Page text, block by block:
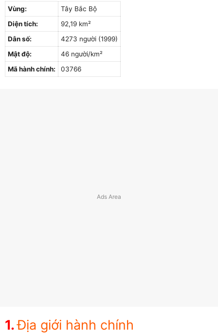
Vùng:
Tây Bắc Bộ
Diện tích:
92,19 km²
Dân số:
4273 người (1999)
Mật độ:
46 người/km²
Mã hành chính:
03766
Địa giới hành chính